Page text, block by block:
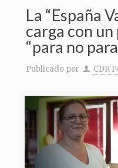
La “España
carga con
“para no
Publicado por CDR